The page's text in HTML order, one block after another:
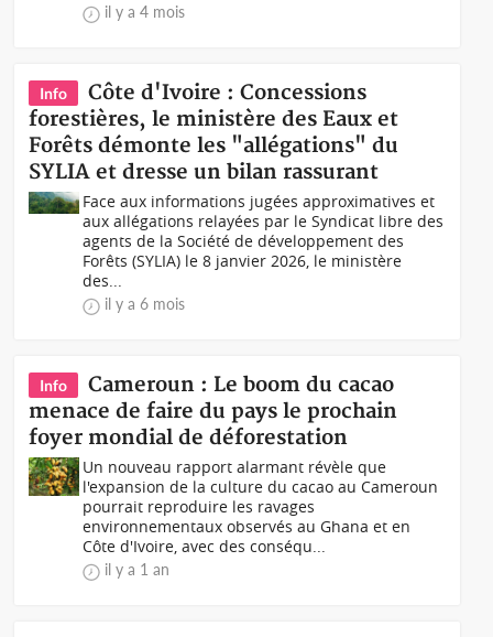
il y a 4 mois
Info
Côte d'Ivoire : Concessions
forestières, le ministère des Eaux et
Forêts démonte les "allégations" du
SYLIA et dresse un bilan rassurant
Face aux informations jugées approximatives et
aux allégations relayées par le Syndicat libre des
agents de la Société de développement des
Forêts (SYLIA) le 8 janvier 2026, le ministère
des...
il y a 6 mois
Info
Cameroun : Le boom du cacao
menace de faire du pays le prochain
foyer mondial de déforestation
Un nouveau rapport alarmant révèle que
l'expansion de la culture du cacao au Cameroun
pourrait reproduire les ravages
environnementaux observés au Ghana et en
Côte d'Ivoire, avec des conséqu...
il y a 1 an